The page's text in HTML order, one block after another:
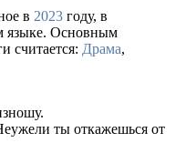
в 2023 году, в
языке. Основным
считается: Драма,
ты откажешься от